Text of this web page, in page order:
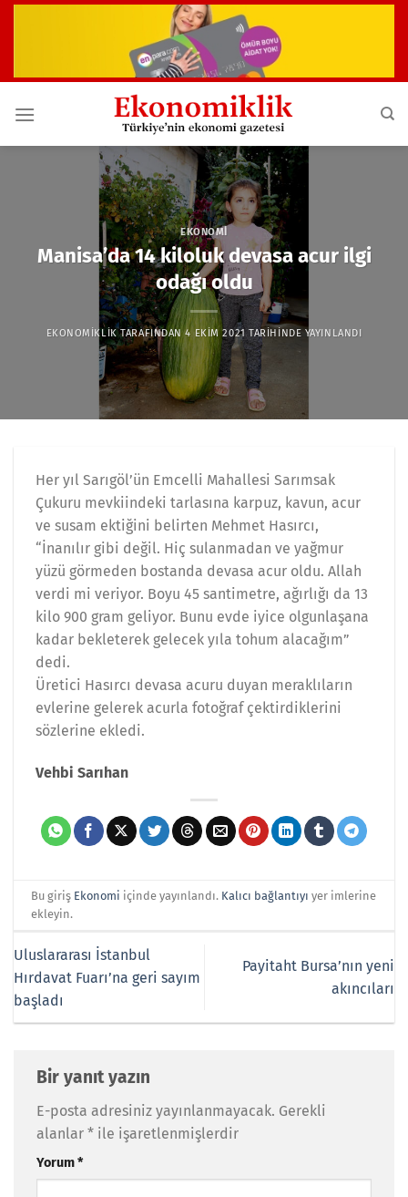
EKONOMI
Manisa’da 14 kiloluk devasa acur ilgi
odağı oldu
EKONOMIKLIKTARAFINDAN 4 EKIM 2021TARIHINDE YAYINLANDI
Her yıl Sarıgöl’ün Emcelli Mahallesi Sarımsak
Çukuru mevkiindeki tarlasına karpuz, kavun, acur
ve susam ektiğini belirten Mehmet Hasırcı,
“İnanılır gibi değil. Hiç sulanmadan ve yağmur
yüzü görmeden bostanda devasa acur oldu. Allah
verdi mi veriyor. Boyu 45 santimetre, ağırlığı da 13
kilo 900 gram geliyor. Bunu evde iyice olgunlaşana
kadar bekleterek gelecek yıla tohum alacağım”
dedi.
Üretici Hasırcı devasa acuru duyan meraklıların
evlerine gelerek acurla fotoğraf çektirdiklerini
sözlerine ekledi.
Vehbi Sarıhan
Bu giriş Ekonomi içinde yayınlandı. Kalıcı bağlantıyı yer imlerine
ekleyin.
Uluslararası İstanbul
Hırdavat Fuarı’na geri sayım
başladı
Payitaht Bursa’nın yeni
akıncıları
Bir yanıt yazın
E-posta adresiniz yayınlanmayacak. Gerekli
alanlar * ile işaretlenmişlerdir
Yorum*